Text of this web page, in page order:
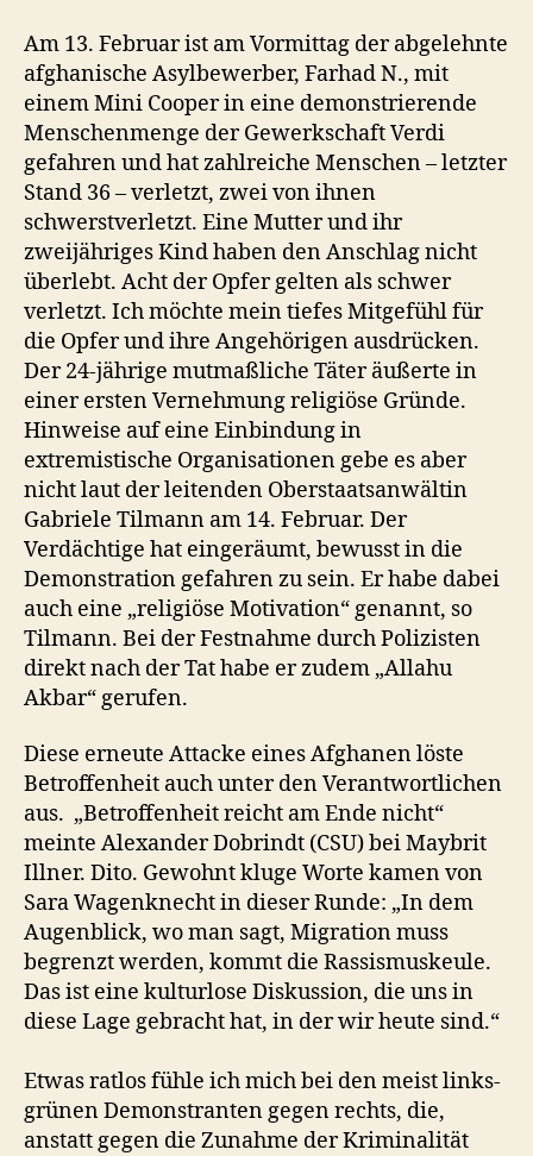
Am 13. Februar ist am Vormittag der abgelehnte
afghanische Asylbewerber, Farhad N., mit
einem Mini Cooper in eine demonstrierende
Menschenmenge der Gewerkschaft Verdi
gefahren und hat zahlreiche Menschen – letzter
Stand 36 – verletzt, zwei von ihnen
schwerstverletzt. Eine Mutter und ihr
zweijähriges Kind haben den Anschlag nicht
überlebt. Acht der Opfer gelten als schwer
verletzt. Ich möchte mein tiefes Mitgefühl für
die Opfer und ihre Angehörigen ausdrücken.
Der 24-jährige mutmaßliche Täter äußerte in
einer ersten Vernehmung religiöse Gründe.
Hinweise auf eine Einbindung in
extremistische Organisationen gebe es aber
nicht laut der leitenden Oberstaatsanwältin
Gabriele Tilmann am 14. Februar. Der
Verdächtige hat eingeräumt, bewusst in die
Demonstration gefahren zu sein. Er habe dabei
auch eine „religiöse Motivation“ genannt, so
Tilmann. Bei der Festnahme durch Polizisten
direkt nach der Tat habe er zudem „Allahu
Akbar“ gerufen.
Diese erneute Attacke eines Afghanen löste
Betroffenheit auch unter den Verantwortlichen
aus. „Betroffenheit reicht am Ende nicht“
meinte Alexander Dobrindt (CSU) bei Maybrit
Illner. Dito. Gewohnt kluge Worte kamen von
Sara Wagenknecht in dieser Runde: „In dem
Augenblick, wo man sagt, Migration muss
begrenzt werden, kommt die Rassismuskeule.
Das ist eine kulturlose Diskussion, die uns in
diese Lage gebracht hat, in der wir heute sind.“
Etwas ratlos fühle ich mich bei den meist links-
grünen Demonstranten gegen rechts, die,
anstatt gegen die Zunahme der Kriminalität